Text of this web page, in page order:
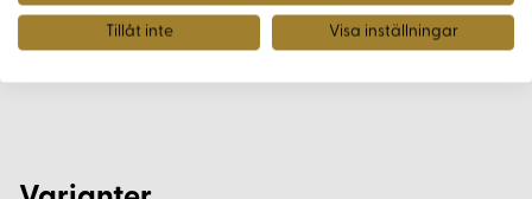
som är anpassade till din personliga stil. Genom att välja
olika mönster och färgkombinationer kan du sticka plagg
Tillåt inte Visa inställningar